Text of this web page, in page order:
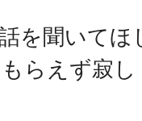
を聞いてほ
らえず寂